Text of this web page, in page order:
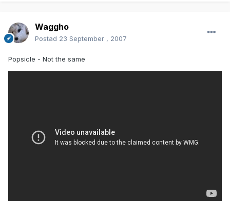
Waggho
Postad 23 September , 2007
Popsicle - Not the same